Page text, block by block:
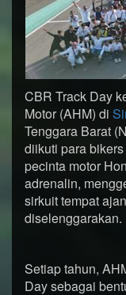
CBR Track Day
Motor (AHM) di
Tenggara Barat
diikuti para
pecinta motor
adrenalin,
sirkuit tempat
diselenggarakan.
Setiap tahun,
Day sebagai